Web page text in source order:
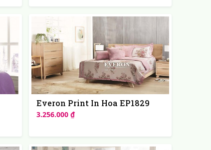
Everon Print In Hoa EP1829
3.256.000 ₫